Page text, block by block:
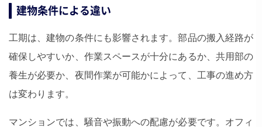
建物条件による違い
工期は、建物の条件にも影響されます。部品の搬入経路が
確保しやすいか、作業スペースが十分にあるか、共用部の
養生が必要か、夜間作業が可能かによって、工事の進め方
は変わります。
マンションでは、騒音や振動への配慮が必要です。オフィ